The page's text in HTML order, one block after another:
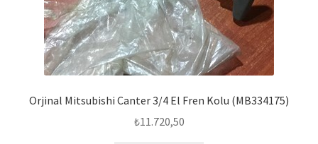
Orjinal Mitsubishi Canter 3/4 El Fren Kolu (MB334175)
₺11.720,50